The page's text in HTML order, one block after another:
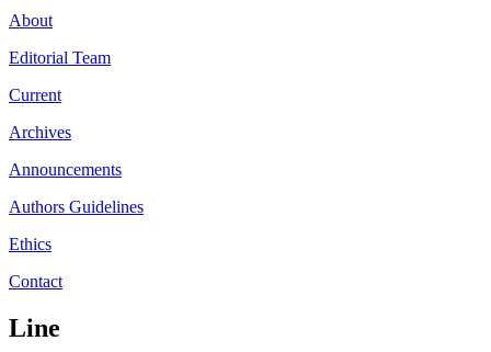
About
Editorial Team
Current
Archives
Announcements
Authors Guidelines
Ethics
Contact
Line